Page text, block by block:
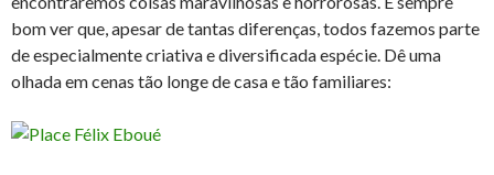
bom ver que, apesar de tantas diferenças, todos fazemos parte
de especialmente criativa e diversificada espécie. Dê uma
olhada em cenas tão longe de casa e tão familiares: